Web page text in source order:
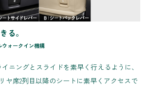
る。
ォークイン機構
ニングとスライドを素早く行えるように、
ヤ席2列目以降のシートに素早くアクセスで